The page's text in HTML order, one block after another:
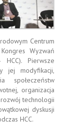
Centrum
Wyzwań
HCC). Pierwsze
jej modyfikacji,
społeczeństw
organizacja
technologii
dyskusji
HCC.